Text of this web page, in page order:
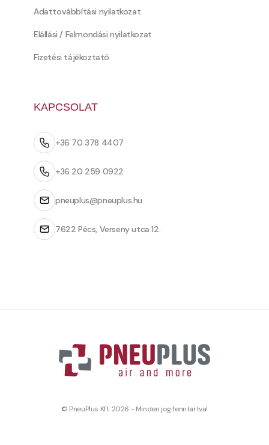
Adattovábbítási nyilatkozat
Elállási / Felmondási nyilatkozat
Fizetési tájékoztató
KAPCSOLAT
+36 70 378 4407
+36 20 259 0922
pneuplus@pneuplus.hu
7622 Pécs, Verseny utca 12.
© PneuPlus Kft. 2026 - Minden jog fenntartva!